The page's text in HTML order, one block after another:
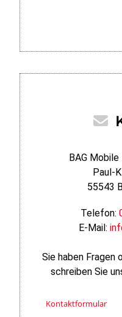
BAG Mobile
Paul-
55543
Telefon:
E-Mail:
Sie haben Fragen
schreiben Sie
Kontaktformular